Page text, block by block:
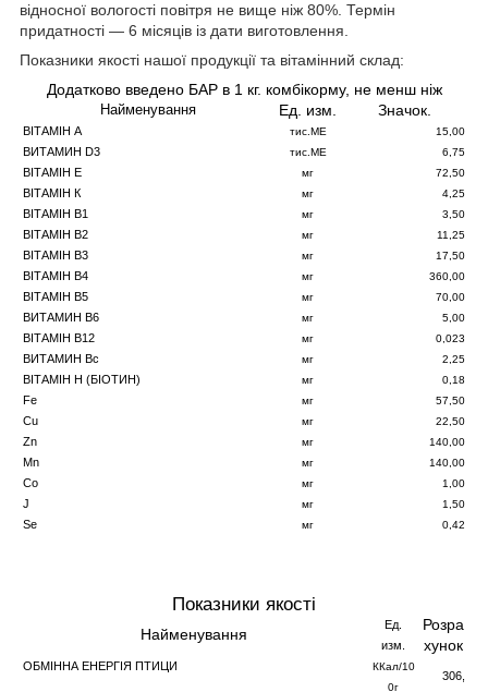
відносної вологості повітря не вище ніж 80%. Термін
придатності — 6 місяців із дати виготовлення.
Показники якості нашої продукції та вітамінний склад:
Додатково введено БАР в 1 кг. комбікорму, не менш ніж
Найменування Ед. изм. Значок.
ВІТАМІН A тис.МЕ 15,00
ВИТАМИН D3 тис.МЕ 6,75
ВІТАМІН E мг 72,50
ВІТАМІН К мг 4,25
ВІТАМІН B1 мг 3,50
ВІТАМІН B2 мг 11,25
ВІТАМІН B3 мг 17,50
ВІТАМІН B4 мг 360,00
ВІТАМІН B5 мг 70,00
ВИТАМИН B6 мг 5,00
ВІТАМІН B12 мг 0,023
ВИТАМИН Bc мг 2,25
ВІТАМІН H (БІОТИH) мг 0,18
Fe мг 57,50
Cu мг 22,50
Zn мг 140,00
Mn мг 140,00
Co мг 1,00
J мг 1,50
Se мг 0,42
Показники якості
Найменування
Ед.
изм.
Розра
хунок
ОБМІННА ЕНЕРГІЯ ПТИЦИ
ККал/10
0г
306,